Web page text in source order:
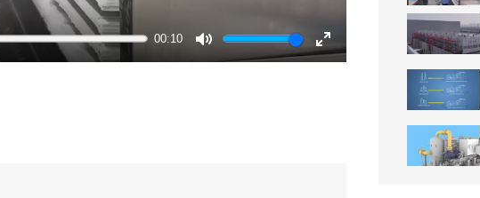
00:10
Mute
Enter